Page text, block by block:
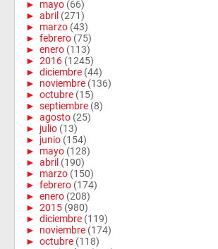
► mayo (66)
► abril (271)
► marzo (43)
► febrero (75)
► enero (113)
► 2016 (1245)
► diciembre (44)
► noviembre (136)
► octubre (15)
► septiembre (8)
► agosto (25)
► julio (13)
► junio (154)
► mayo (128)
► abril (190)
► marzo (150)
► febrero (174)
► enero (208)
► 2015 (980)
► diciembre (119)
► noviembre (174)
► octubre (118)